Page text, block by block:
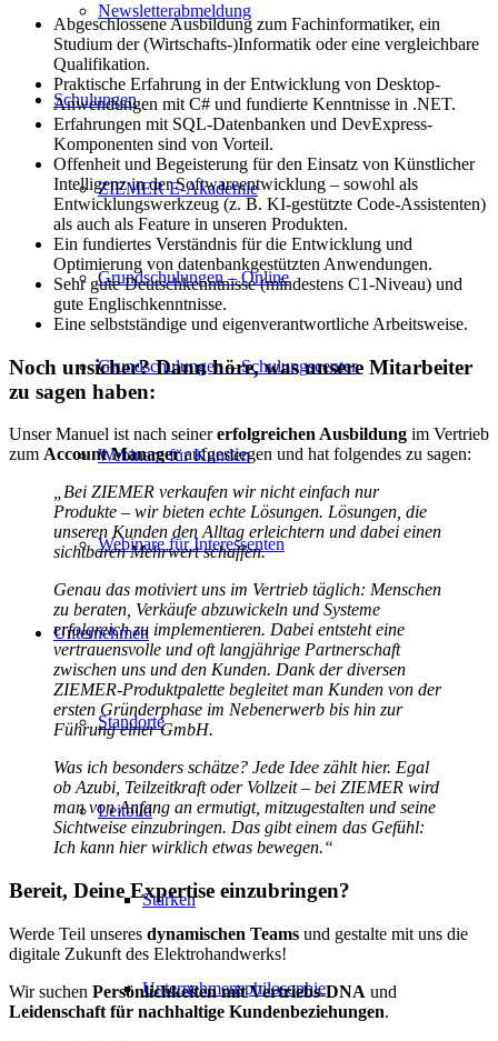
Newsletterabmeldung
Schulungen
ZIEMER E-Akademie
Grundschulungen – Online
Grundschulungen – Schulungscenter
Webinare für Kunden
Webinare für Interessenten
Unternehmen
Standorte
Leitbild
Stärken
Unternehmensphilosophie
Abgeschlossene Ausbildung zum Fachinformatiker, ein
Studium der (Wirtschafts-)Informatik oder eine vergleichbare
Qualifikation.
Praktische Erfahrung in der Entwicklung von Desktop-
Anwendungen mit C# und fundierte Kenntnisse in .NET.
Erfahrungen mit SQL-Datenbanken und DevExpress-
Komponenten sind von Vorteil.
Offenheit und Begeisterung für den Einsatz von Künstlicher
Intelligenz in der Softwareentwicklung – sowohl als
Entwicklungswerkzeug (z. B. KI-gestützte Code-Assistenten)
als auch als Feature in unseren Produkten.
Ein fundiertes Verständnis für die Entwicklung und
Optimierung von datenbankgestützten Anwendungen.
Sehr gute Deutschkenntnisse (mindestens C1-Niveau) und
gute Englischkenntnisse.
Eine selbstständige und eigenverantwortliche Arbeitsweise.
Noch unsicher? Dann höre, was unsere Mitarbeiter
zu sagen haben:
Unser Manuel ist nach seinererfolgreichen Ausbildung im Vertrieb
zum Account Manageraufgestiegen und hat folgendes zu sagen:
„Bei ZIEMER verkaufen wir nicht einfach nur
Produkte – wir bieten echte Lösungen. Lösungen, die
unseren Kunden den Alltag erleichtern und dabei einen
sichtbaren Mehrwert schaffen.
Genau das motiviert uns im Vertrieb täglich: Menschen
zu beraten, Verkäufe abzuwickeln und Systeme
erfolgreich zu implementieren. Dabei entsteht eine
vertrauensvolle und oft langjährige Partnerschaft
zwischen uns und den Kunden. Dank der diversen
ZIEMER-Produktpalette begleitet man Kunden von der
ersten Gründerphase im Nebenerwerb bis hin zur
Führung einer GmbH.
Was ich besonders schätze? Jede Idee zählt hier. Egal
ob Azubi, Teilzeitkraft oder Vollzeit – bei ZIEMER wird
man von Anfang an ermutigt, mitzugestalten und seine
Sichtweise einzubringen. Das gibt einem das Gefühl:
Ich kann hier wirklich etwas bewegen.“
Bereit, Deine Expertise einzubringen?
Werde Teil unseres dynamischen Teams und gestalte mit uns die
digitale Zukunft des Elektrohandwerks!
Wir suchen Persönlichkeiten mit Vertriebs-DNA und
Leidenschaft für nachhaltige Kundenbeziehungen.